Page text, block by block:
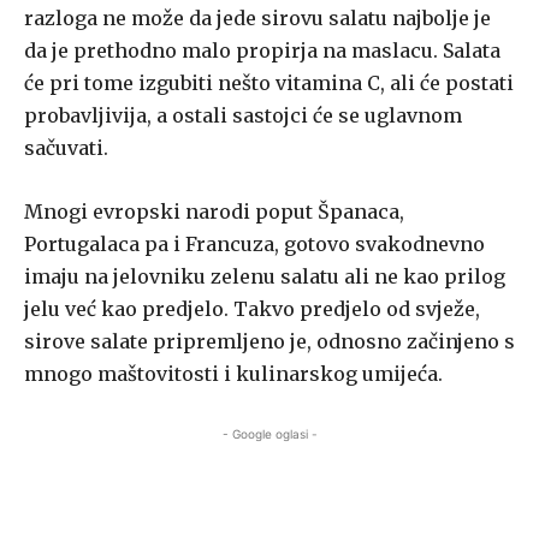
razloga ne može da jede sirovu salatu najbolje je
da je prethodno malo propirja na maslacu. Salata
će pri tome izgubiti nešto vitamina C, ali će postati
probavljivija, a ostali sastojci će se uglavnom
sačuvati.
Mnogi evropski narodi poput Španaca,
Portugalaca pa i Francuza, gotovo svakodnevno
imaju na jelovniku zelenu salatu ali ne kao prilog
jelu već kao predjelo. Takvo predjelo od svježe,
sirove salate pripremljeno je, odnosno začinjeno s
mnogo maštovitosti i kulinarskog umijeća.
- Google oglasi -